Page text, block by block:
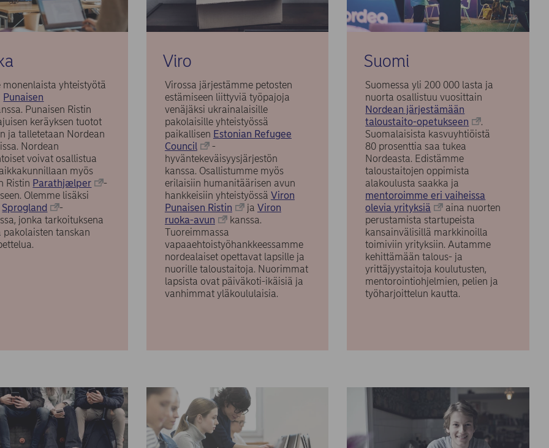
monenlaista yhteistyötä
Punaisen
Punaisen Ristin
keräyksen tuotot
ja talletetaan Nordean
Nordean
voivat osallistua
myös
Ristin Parathjælper
-
Olemme lisäksi
Sprogland
-
jonka tarkoituksena
pakolaisten tanskan
Viro
Virossa järjestämme petosten
estämiseen liittyviä työpajoja
venäjäksi ukrainalaisille
pakolaisille yhteistyössä
paikallisen Estonian Refugee
Council
-
hyväntekeväisyysjärjestön
kanssa. Osallistumme myös
erilaisiin humanitäärisen avun
hankkeisiin yhteistyössä Viron
Punaisen Ristin
ja Viron
ruoka-avun
kanssa.
Tuoreimmassa
vapaaehtoistyöhankkeessamme
nordealaiset opettavat lapsille ja
nuorille taloustaitoja. Nuorimmat
lapsista ovat päiväkoti-ikäisiä ja
vanhimmat yläkoululaisia.
Suomi
Suomessa yli 200 000 lasta ja
nuorta osallistuu vuosittain
Nordean järjestämään
taloustaito-opetukseen
.
Suomalaisista kasvuyhtiöistä
80 prosenttia saa tukea
Nordeasta. Edistämme
taloustaitojen oppimista
alakoulusta saakka ja
mentoroimme eri vaiheissa
olevia yrityksiä
aina nuorten
perustamista startupeista
kansainvälisillä markkinoilla
toimiviin yrityksiin. Autamme
kehittämään talous- ja
yrittäjyystaitoja koulutusten,
mentorointiohjelmien, pelien ja
työharjoittelun kautta.